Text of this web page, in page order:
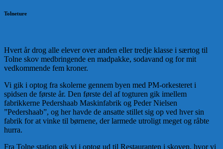
Tolneture
Hvert år drog alle elever over anden eller tredje klasse i særtog til
Tolne skov medbringende en madpakke, sodavand og for mit
vedkommende fem kroner.
Vi gik i optog fra skolerne gennem byen med PM-orkesteret i
spidsen de første år. Den første del af togturen gik imellem
fabrikkerne Pedershaab Maskinfabrik og Peder Nielsen
”Pedershaab”, og her havde de ansatte stillet sig op ved hver sin
fabrik for at vinke til børnene, der larmede utroligt meget og råbte
hurra.
Fra Tolne station gik vi i optog ud til Restauranten i skoven, hvor vi